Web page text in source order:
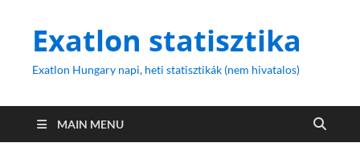
Exatlon statisztika
Exatlon Hungary napi, heti statisztikák (nem hivatalos)
MAIN MENU